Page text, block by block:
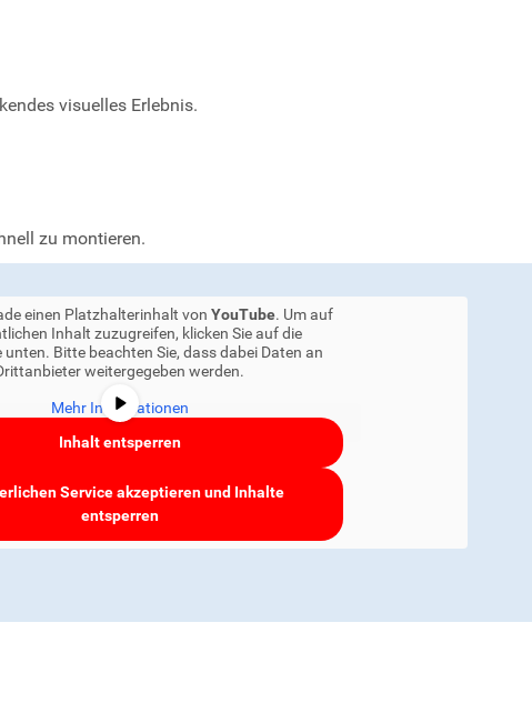
visuelles Erlebnis.
zu montieren.
einen Platzhalterinhalt vonYouTube. Um auf
Inhalt zuzugreifen, klicken Sie auf die
Bitte beachten Sie, dass dabei Daten an
weitergegeben werden.
Mehr Informationen
Inhalt entsperren
Service akzeptieren und Inhalte
entsperren